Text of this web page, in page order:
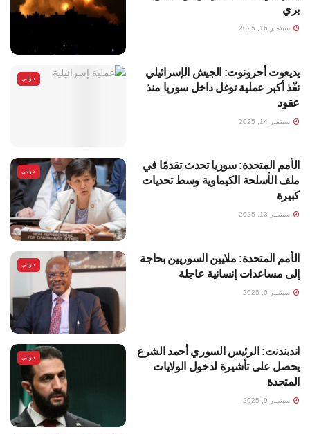
بري
سبتمبر 16, 2025
دولي
يديعوت أحرونوت: الجيش الإسرائيلي
نفّذ أكبر عملية توغل داخل سوريا منذ
عقود
سبتمبر 14, 2025
دولي
الأمم المتحدة: سوريا تحدث تقدمًا في
ملف الأسلحة الكيماوية وسط تحديات
كبيرة
سبتمبر 13, 2025
دولي
الأمم المتحدة: ملايين السوريين بحاجة
إلى مساعدات إنسانية عاجلة
سبتمبر 9, 2025
دولي
اندبندنت: الرئيس السوري أحمد الشرع
يحصل على تأشيرة لدخول الولايات
المتحدة
سبتمبر 9, 2025